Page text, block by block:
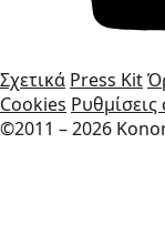
Σχετικά Press Kit
Cookies
©2011 – 2026